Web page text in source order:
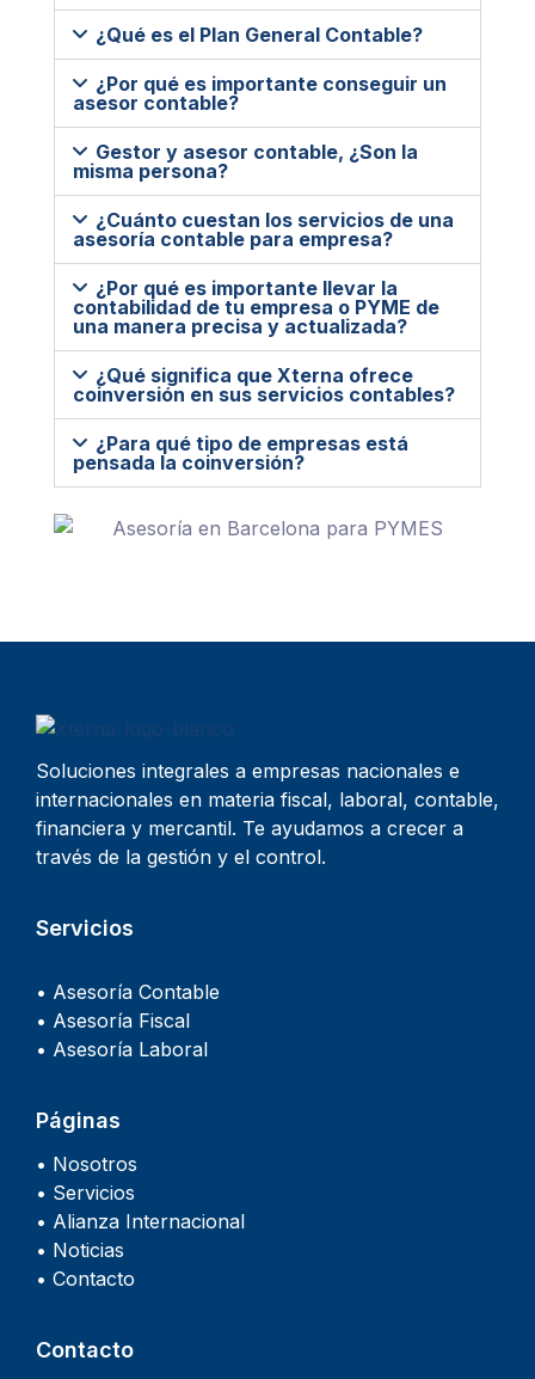
¿Qué es el Plan General Contable?
¿Por qué es importante conseguir un
asesor contable?
Gestor y asesor contable, ¿Son la
misma persona?
¿Cuánto cuestan los servicios de una
asesoría contable para empresa?
¿Por qué es importante llevar la
contabilidad de tu empresa o PYME de
una manera precisa y actualizada?
¿Qué significa que Xterna ofrece
coinversión en sus servicios contables?
¿Para qué tipo de empresas está
pensada la coinversión?
Soluciones integrales a empresas nacionales e
internacionales en materia fiscal, laboral, contable,
financiera y mercantil. Te ayudamos a crecer a
través de la gestión y el control.
Servicios
• Asesoría Contable
• Asesoría Fiscal
• Asesoría Laboral
Páginas
• Nosotros
• Servicios
• Alianza Internacional
• Noticias
• Contacto
Contacto